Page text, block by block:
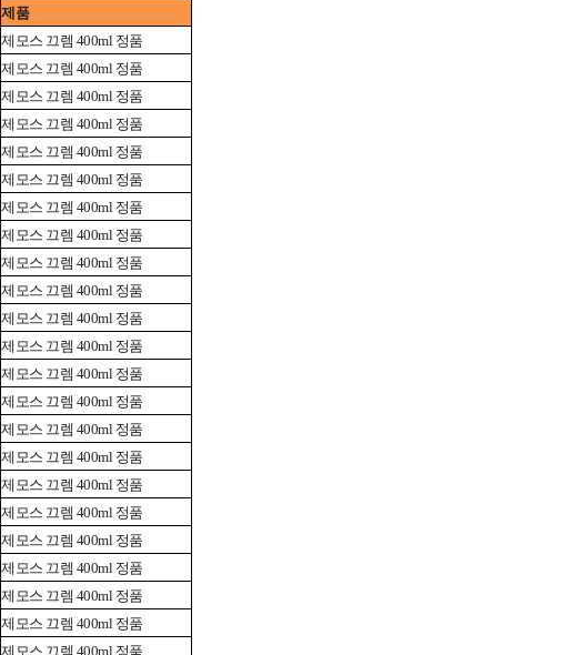
제품
제모스 끄렘 400ml 정품
제모스 끄렘 400ml 정품
제모스 끄렘 400ml 정품
제모스 끄렘 400ml 정품
제모스 끄렘 400ml 정품
제모스 끄렘 400ml 정품
제모스 끄렘 400ml 정품
제모스 끄렘 400ml 정품
제모스 끄렘 400ml 정품
제모스 끄렘 400ml 정품
제모스 끄렘 400ml 정품
제모스 끄렘 400ml 정품
제모스 끄렘 400ml 정품
제모스 끄렘 400ml 정품
제모스 끄렘 400ml 정품
제모스 끄렘 400ml 정품
제모스 끄렘 400ml 정품
제모스 끄렘 400ml 정품
제모스 끄렘 400ml 정품
제모스 끄렘 400ml 정품
제모스 끄렘 400ml 정품
제모스 끄렘 400ml 정품
제모스 끄렘 400ml 정품